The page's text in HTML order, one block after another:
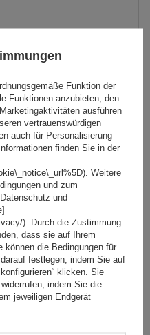
versenden schon am11. August
Funktion der
Funktionen anzubieten, den
ausführen
vertrauenswürdigen
auch für Personalisierung
finden Sie in der
Weitere
und zum
und
). Durch die Zustimmung
dass sie auf Ihrem
können die Bedingungen für
festlegen, indem Sie auf
klicken. Sie
indem Sie die
jeweiligen Endgerät